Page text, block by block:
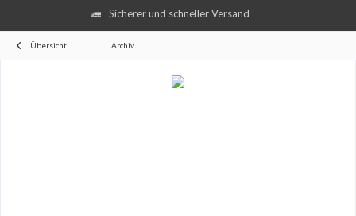
Sicherer und schneller Versand
Übersicht Archiv